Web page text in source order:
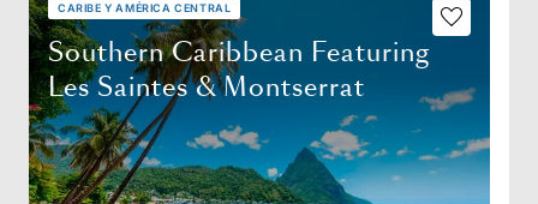
CARIBE Y AMÉRICA CENTRAL
Southern Caribbean Featuring
Les Saintes & Montserrat